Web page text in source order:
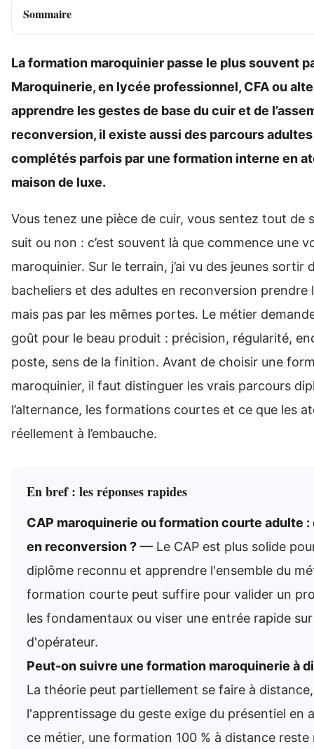
Sommaire
La formation maroquinier passe le plus souvent
Maroquinerie, en lycée professionnel, CFA ou
apprendre les gestes de base du cuir et de
reconversion, il existe aussi des parcours
complétés parfois par une formation interne en
maison de luxe.
Vous tenez une pièce de cuir, vous sentez tout de
suit ou non : c’est souvent là que commence une
maroquinier. Sur le terrain, j’ai vu des jeunes sortir
bacheliers et des adultes en reconversion prendre
mais pas par les mêmes portes. Le métier
goût pour le beau produit : précision, régularité,
poste, sens de la finition. Avant de choisir une
maroquinier, il faut distinguer les vrais parcours
l’alternance, les formations courtes et ce que les
réellement à l’embauche.
En bref : les réponses rapides
CAP maroquinerie ou formation courte adulte
en reconversion ? — Le CAP est plus solide
diplôme reconnu et apprendre l'ensemble du
formation courte peut suffire pour valider un
les fondamentaux ou viser une entrée rapide
d'opérateur.
Peut-on suivre une formation maroquinerie à
La théorie peut partiellement se faire à
l'apprentissage du geste exige du présentiel en
ce métier, une formation 100 % à distance reste